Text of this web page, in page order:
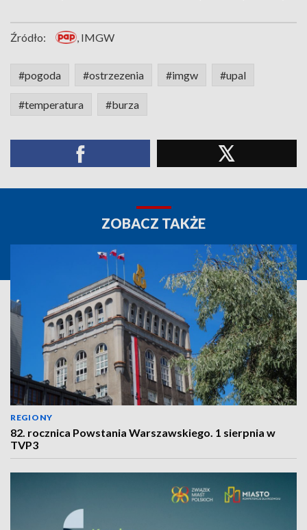
Źródło: , IMGW
#pogoda #ostrzezenia #imgw #upal
#temperatura #burza
ZOBACZ TAKŻE
REGIONY
82. rocznica Powstania Warszawskiego. 1 sierpnia w
TVP3